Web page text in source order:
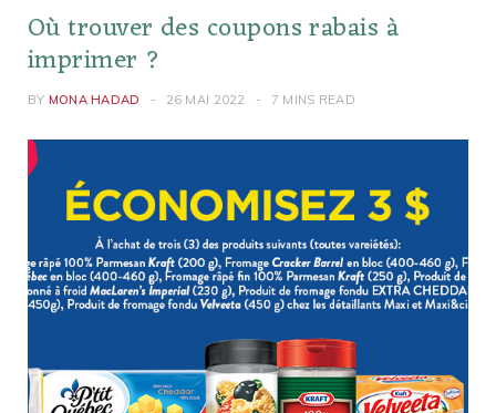
Où trouver des coupons rabais à
imprimer ?
BY MONA HADAD 26 MAI 2022 7 MINS READ